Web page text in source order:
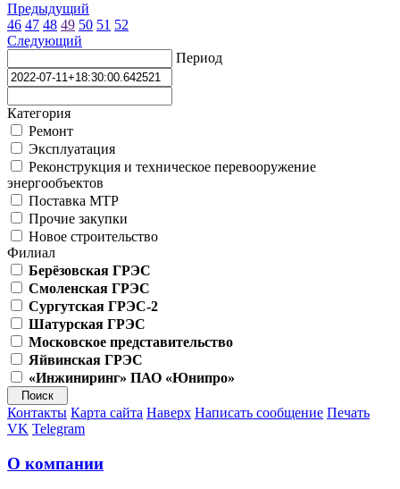
Предыдущий
46 47 48 49 50 51 52
Следующий
Период
Категория
Ремонт
Эксплуатация
Реконструкция и техническое перевооружение
энергообъектов
Поставка МТР
Прочие закупки
Новое строительство
Филиал
Берёзовская ГРЭС
Смоленская ГРЭС
Сургутская ГРЭС-2
Шатурская ГРЭС
Московское представительство
Яйвинская ГРЭС
«Инжиниринг» ПАО «Юнипро»
Контакты Карта сайта Наверх Написать сообщение Печать
VK Telegram
О компании